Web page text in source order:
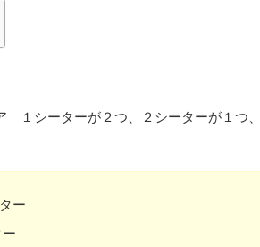
１シーターが２つ、２シーターが１つ
ー